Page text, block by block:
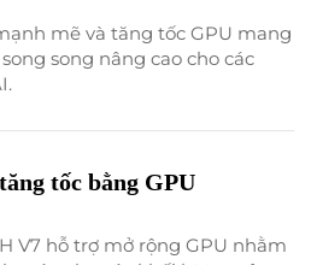
mẽ và tăng tốc GPU mang
song nâng cao cho các
tốc bằng GPU
V7 hỗ trợ mở rộng GPU nhằm